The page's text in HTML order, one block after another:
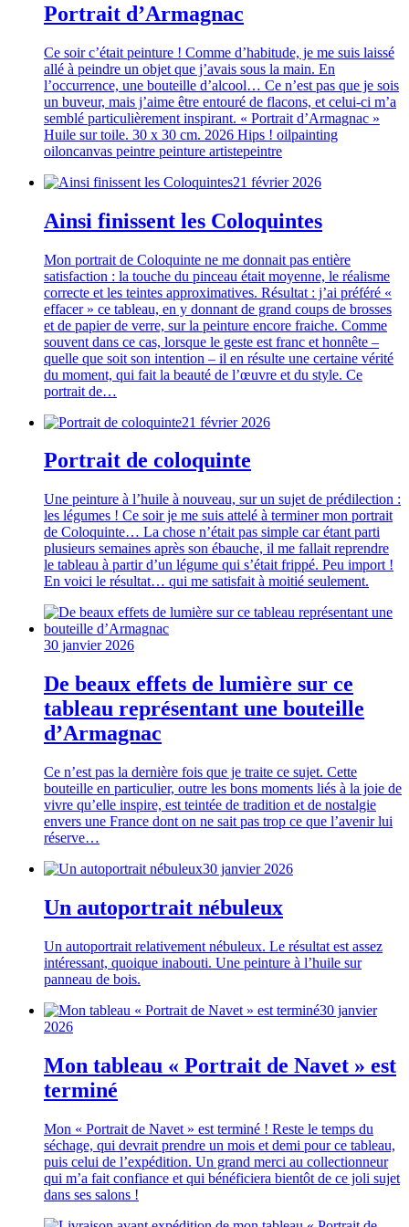
Portrait d’Armagnac
Ce soir c’était peinture ! Comme d’habitude, je me suis laissé
allé à peindre un objet que j’avais sous la main. En
l’occurrence, une bouteille d’alcool… Ce n’est pas que je sois
un buveur, mais j’aime être entouré de flacons, et celui-ci m’a
semblé particulièrement inspirant. « Portrait d’Armagnac »
Huile sur toile. 30 x 30 cm. 2026 Hips ! oilpainting
oiloncanvas peintre peinture artistepeintre
21 février 2026
Ainsi finissent les Coloquintes
Mon portrait de Coloquinte ne me donnait pas entière
satisfaction : la touche du pinceau était moyenne, le réalisme
correcte et les teintes approximatives. Résultat : j’ai préféré «
effacer » ce tableau, en y donnant de grand coups de brosses
et de papier de verre, sur la peinture encore fraiche. Comme
souvent dans ce cas, lorsque le geste est franc et honnête –
quelle que soit son intention – il en résulte une certaine vérité
du moment, qui fait la beauté de l’œuvre et du style. Ce
portrait de…
21 février 2026
Portrait de coloquinte
Une peinture à l’huile à nouveau, sur un sujet de prédilection :
les légumes ! Ce soir je me suis attelé à terminer mon portrait
de Coloquinte… La chose n’était pas simple car étant parti
plusieurs semaines après son ébauche, il me fallait reprendre
le tableau à partir d’un légume qui s’était frippé. Peu import !
En voici le résultat… qui me satisfait à moitié seulement.
30 janvier 2026
De beaux effets de lumière sur ce
tableau représentant une bouteille
d’Armagnac
Ce n’est pas la dernière fois que je traite ce sujet. Cette
bouteille en particulier, outre les bons moments liés à la joie de
vivre qu’elle inspire, est teintée de tradition et de nostalgie
envers une France dont on ne sait pas trop ce que l’avenir lui
réserve…
30 janvier 2026
Un autoportrait nébuleux
Un autoportrait relativement nébuleux. Le résultat est assez
intéressant, quoique inabouti. Une peinture à l’huile sur
panneau de bois.
30 janvier
2026
Mon tableau « Portrait de Navet » est
terminé
Mon « Portrait de Navet » est terminé ! Reste le temps du
séchage, qui devrait prendre un mois et demi pour ce tableau,
puis celui de l’expédition. Un grand merci au collectionneur
qui m’a fait confiance et qui bénéficiera bientôt de ce joli sujet
dans ses salons !